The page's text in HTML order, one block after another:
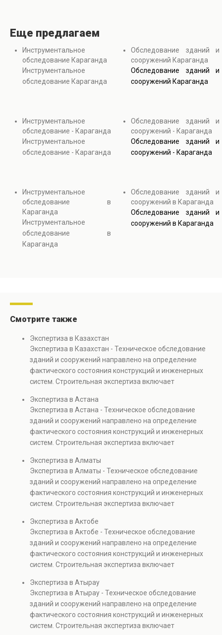
Еще предлагаем
Инструментальное
обследование Караганда
Инструментальное
обследование Караганда
Инструментальное
обследование - Караганда
Инструментальное
обследование - Караганда
Инструментальное
обследование в
Караганда
Инструментальное
обследование в
Караганда
Обследование зданий и
сооружений Караганда
Обследование зданий и
сооружений Караганда
Обследование зданий и
сооружений - Караганда
Обследование зданий и
сооружений - Караганда
Обследование зданий и
сооружений в Караганда
Обследование зданий и
сооружений в Караганда
Смотрите также
Экспертиза в Казахстан
Экспертиза в Казахстан - Техническое обследование
зданий и сооружений направлено на определение
фактического состояния конструкций и инженерных
систем. Строительная экспертиза включает
элементов и оценку эксплуатационной безопасности.
Услуга востребована при покупке недвижимости,
капитальном ремонте и реконструкции объектов, а
также при судебных разбирательствах и технических
проверках.
Экспертиза в Астана
Экспертиза в Астана - Техническое обследование
зданий и сооружений направлено на определение
фактического состояния конструкций и инженерных
систем. Строительная экспертиза включает
элементов и оценку эксплуатационной безопасности.
Услуга востребована при покупке недвижимости,
капитальном ремонте и реконструкции объектов, а
также при судебных разбирательствах и технических
проверках.
Экспертиза в Алматы
Экспертиза в Алматы - Техническое обследование
зданий и сооружений направлено на определение
фактического состояния конструкций и инженерных
систем. Строительная экспертиза включает
элементов и оценку эксплуатационной безопасности.
Услуга востребована при покупке недвижимости,
капитальном ремонте и реконструкции объектов, а
также при судебных разбирательствах и технических
проверках.
Экспертиза в Актобе
Экспертиза в Актобе - Техническое обследование
зданий и сооружений направлено на определение
фактического состояния конструкций и инженерных
систем. Строительная экспертиза включает
элементов и оценку эксплуатационной безопасности.
Услуга востребована при покупке недвижимости,
капитальном ремонте и реконструкции объектов, а
также при судебных разбирательствах и технических
проверках.
Экспертиза в Атырау
Экспертиза в Атырау - Техническое обследование
зданий и сооружений направлено на определение
фактического состояния конструкций и инженерных
систем. Строительная экспертиза включает